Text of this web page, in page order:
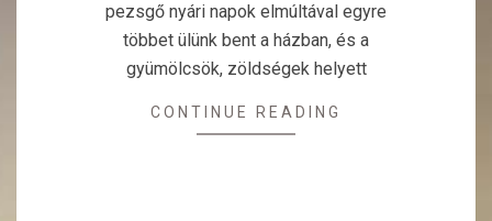
pezsgő nyári napok elmúltával egyre
többet ülünk bent a házban, és a
gyümölcsök, zöldségek helyett
CONTINUE READING